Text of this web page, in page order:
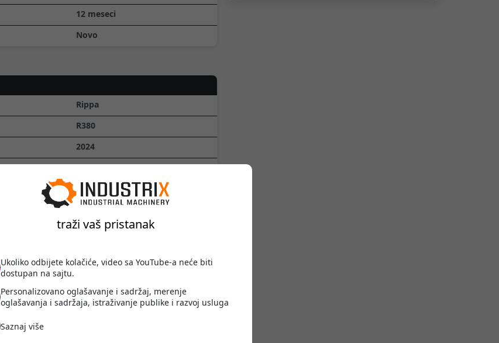
traži vaš pristanak
Ukoliko odbijete kolačiće, video sa YouTube-a neće biti
dostupan na sajtu.
Personalizovano oglašavanje i sadržaj, merenje
oglašavanja i sadržaja, istraživanje publike i razvoj usluga
Saznaj više
12 meseci
Novo
Rippa
R380
2024
0 h
Yanmar